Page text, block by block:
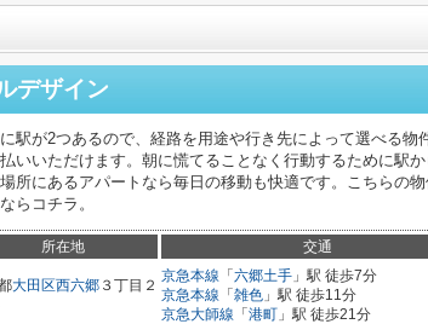
デザイン
駅が2つあるので、経路を用途や行き先によって選べる
いいただけます。朝に慌てることなく行動するために駅
所にあるアパートなら毎日の移動も快適です。こちらの
らコチラ。
所在地 交通
大田区西六郷 ３丁目２
京急本線 「 六郷土手 」駅 徒歩7分
京急本線 「 雑色 」駅 徒歩11分
京急大師線 「 港町 」駅 徒歩21分